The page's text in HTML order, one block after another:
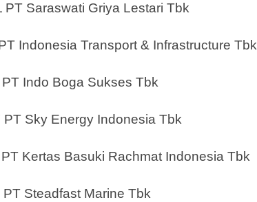
PT Saraswati Griya Lestari Tbk
Indonesia Transport & Infrastructure Tbk
Indo Boga Sukses Tbk
PT Sky Energy Indonesia Tbk
Kertas Basuki Rachmat Indonesia Tbk
PT Steadfast Marine Tbk